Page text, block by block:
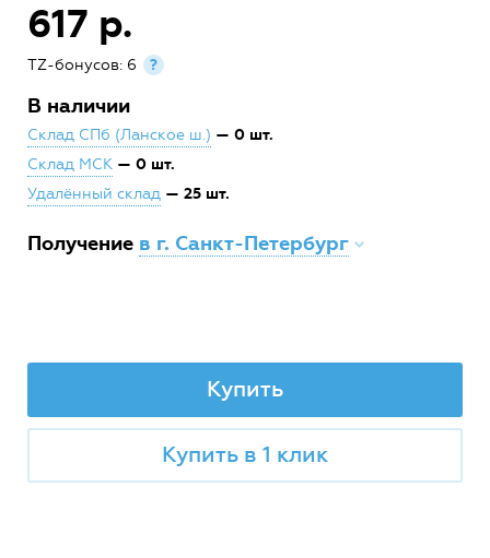
617 р.
TZ-бонусов: 6 ?
В наличии
Склад СПб (Ланское ш.) — 0 шт.
Склад МСК — 0 шт.
Удалённый склад — 25 шт.
Получение в г. Санкт-Петербург
Купить
Купить в 1 клик